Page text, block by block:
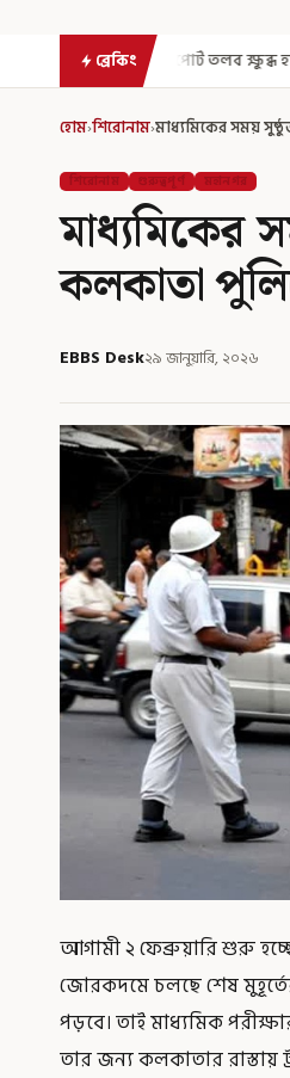
ব্রেকিং
ক্ষুব্ধ হাই কোর্টের থেঁতলানো
হোম›শিরোনাম›মাধ্যমিকের সময়
শিরোনাম গুরুত্বপূর্ণ মহানগর
মাধ্যমিকের
কলকাতা
EBBS Desk২৯ জানুয়ারি, ২০২৬
আগামী ২ ফেব্রুয়ারি শুরু
জোরকদমে চলছে শেষ মুহূর্তের
পড়বে। তাই মাধ্যমিক
তার জন্য কলকাতার রাস্তায়